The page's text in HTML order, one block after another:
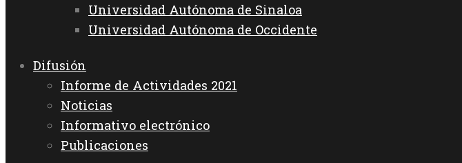
Universidad Autónoma de Sinaloa
Universidad Autónoma de Occidente
Difusión
Informe de Actividades 2021
Noticias
Informativo electrónico
Publicaciones